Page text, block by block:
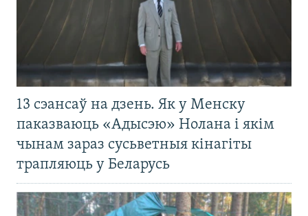
13 сэансаў на дзень. Як у Менску
паказваюць «Адысэю» Нолана і якім
чынам зараз сусьветныя кінагіты
трапляюць у Беларусь